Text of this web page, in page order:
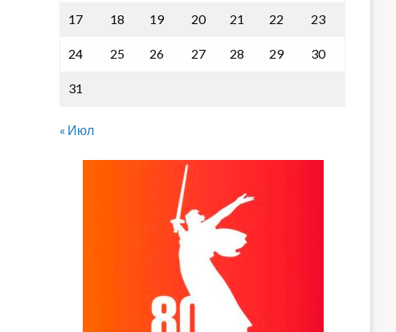
17 18 19 20 21 22 23
24 25 26 27 28 29 30
31
« Июл